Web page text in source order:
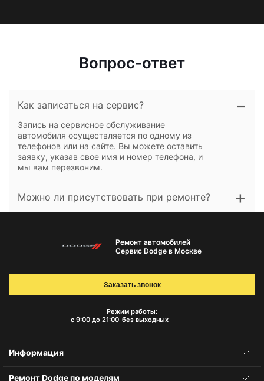
Вопрос-ответ
Как записаться на сервис?
Запись на сервисное обслуживание
автомобиля осуществляется по одному из
телефонов или на сайте. Вы можете оставить
заявку, указав свое имя и номер телефона, и
мы вам перезвоним.
Можно ли присутствовать при ремонте?
Ремонт автомобилей
Сервис Dodge в Москве
Режим работы:
с 9:00 до 21:00 без выходных
Заказать звонок
Информация
Ремонт Dodge по моделям